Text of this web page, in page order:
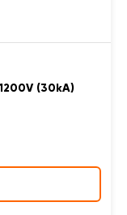
(30kA)